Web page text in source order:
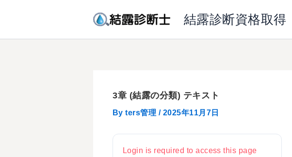
結露診断資格取得
3章 (結露の分類) テキスト
Byters管理 / 2025年11月7日
Login is required to access this page